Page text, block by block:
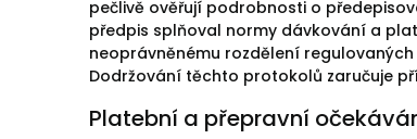
pečlivě ověřují podrobnosti o
předpis splňoval normy dávkování a
neoprávněnému rozdělení
Dodržování těchto protokolů zaručuje
Platební a přepravní